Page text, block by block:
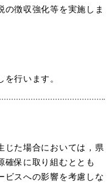
徴収強化等を実施しま
行います。
た場合においては，県
確保に取り組むととも
ビスへの影響を考慮しな